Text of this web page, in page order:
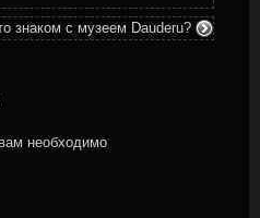
знаком с музеем Dauderu?
необходимо